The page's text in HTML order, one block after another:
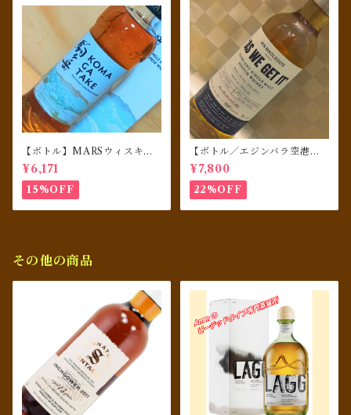
【ボトル】MARSウィスキ
ー シングルモルト駒ヶ岳
¥6,171
15%OFF
【ボトル／エジンバラ空港免
税店限定】 AS WE GET IT 1
06 proof ハイランドシング
ルモルト カスクストレングス
TR23/01／イアンマックロー
ド
¥7,800
22%OFF
その他の商品